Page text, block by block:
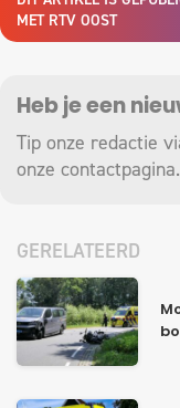
MET RTV OOST
Heb je een
Tip onze redactie
onze contactpagina.
GERELATEERD